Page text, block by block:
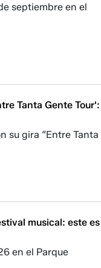
septiembre en el
Tanta Gente Tour':
su gira “Entre Tanta
musical: este es
en el Parque